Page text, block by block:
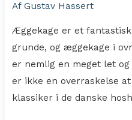
AfGustav Hassert
Æggekage er et
grunde, og æggekage i
er nemlig en meget let
er ikke en overraskelse
klassiker i de danske